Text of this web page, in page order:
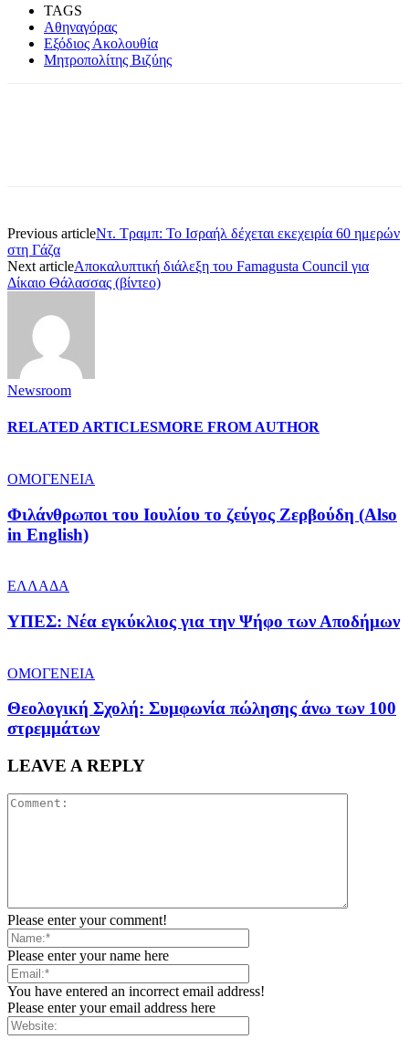
TAGS
Αθηναγόρας
Εξόδιος Ακολουθία
Μητροπολίτης Βιζύης
Previous articleΝτ. Τραμπ: Το Ισραήλ δέχεται εκεχειρία 60 ημερών
στη Γάζα
Next articleΑποκαλυπτική διάλεξη του Famagusta Council για
Δίκαιο Θάλασσας (βίντεο)
Newsroom
RELATED ARTICLESMORE FROM AUTHOR
ΟΜΟΓΕΝΕΙΑ
Φιλάνθρωποι του Ιουλίου το ζεύγος Ζερβούδη (Also
in English)
ΕΛΛΑΔΑ
ΥΠΕΣ: Νέα εγκύκλιος για την Ψήφο των Αποδήμων
ΟΜΟΓΕΝΕΙΑ
Θεολογική Σχολή: Συμφωνία πώλησης άνω των 100
στρεμμάτων
LEAVE A REPLY
Please enter your comment!
Please enter your name here
You have entered an incorrect email address!
Please enter your email address here